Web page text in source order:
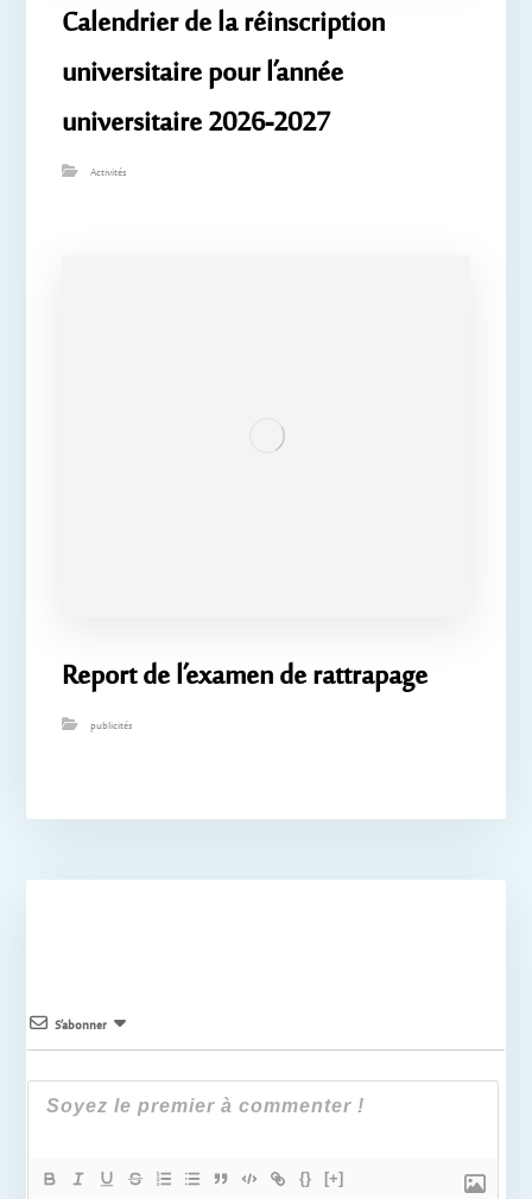
Calendrier de la réinscription
universitaire pour l’année
universitaire 2026-2027
Activités
Report de l’examen de rattrapage
publicités
S’abonner
{} [+]